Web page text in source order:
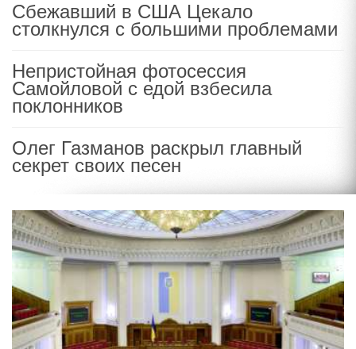
Сбежавший в США Цекало
столкнулся с большими проблемами
Непристойная фотосессия
Самойловой с едой взбесила
поклонников
Олег Газманов раскрыл главный
секрет своих песен